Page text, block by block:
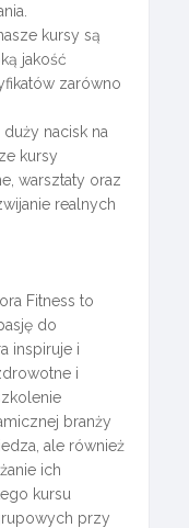
kursy są
jakość
zarówno
nacisk na
kursy
warsztaty oraz
realnych
Fitness to
do
inspiruje i
i
branży
ale również
ich
kursu
przy